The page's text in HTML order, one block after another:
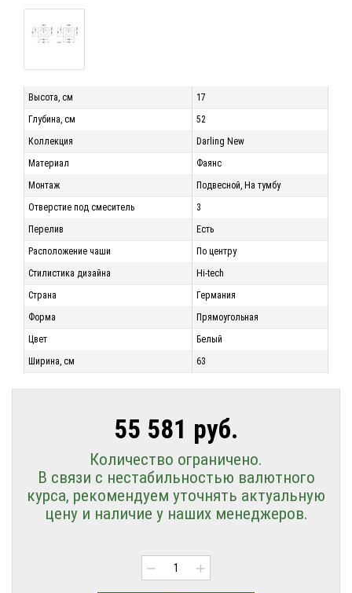
Высота, см
17
Глубина, см
52
Коллекция
Darling New
Материал
Фаянс
Монтаж
Подвесной, На тумбу
Отверстие под смеситель
3
Перелив
Есть
Расположение чаши
По центру
Стилистика дизайна
Hi-tech
Страна
Германия
Форма
Прямоугольная
Цвет
Белый
Ширина, см
63
55 581 руб.
Количество ограничено.
В связи с нестабильностью валютного
курса, рекомендуем уточнять актуальную
цену и наличие у наших менеджеров.
− +